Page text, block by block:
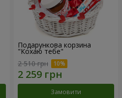
Подарункова корзина
"Кохаю тебе"
2 510 грн
Замовити